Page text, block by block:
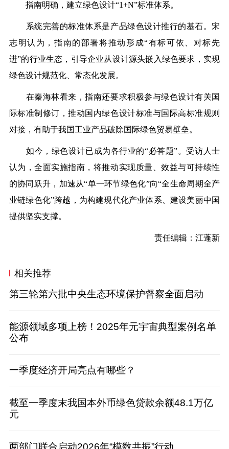
指南明确，建立绿色设计“1+N”标准体系。
系统完善的标准体系是产品绿色设计推行的基石。宋
志明认为，指南的部署将推动形成“有标可依、对标先
进”的行业生态，引导企业从设计源头嵌入绿色要求，实现
绿色设计规范化、常态化发展。
在秦海林看来，指南还要求积极参与绿色设计有关国
际标准制修订，推动国内绿色设计标准与国际高标准规则
对接，有助于我国工业产品破除国际绿色贸易壁垒。
如今，绿色设计已成为各行业的“必答题”。受访人士
认为，全面实施指南，将推动实现质量、效益与可持续性
的协同跃升，加速从“单一环节绿色化”向“全生命周期全产
业链绿色化”跨越，为构建现代化产业体系、建设美丽中国
提供坚实支撑。
责任编辑：江蓬新
相关推荐
第三轮第六批中央生态环境保护督察全面启动
能源领域多项上榜！2025年元宇宙典型案例名单
公布
一季度经济开局亮点有哪些？
截至一季度末我国本外币绿色贷款余额48.1万亿
元
两部门联合启动2026年“模数共振”行动